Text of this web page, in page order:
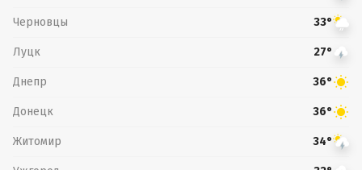
Черновцы 33°
Луцк 27°
Днепр 36°
Донецк 36°
Житомир 34°